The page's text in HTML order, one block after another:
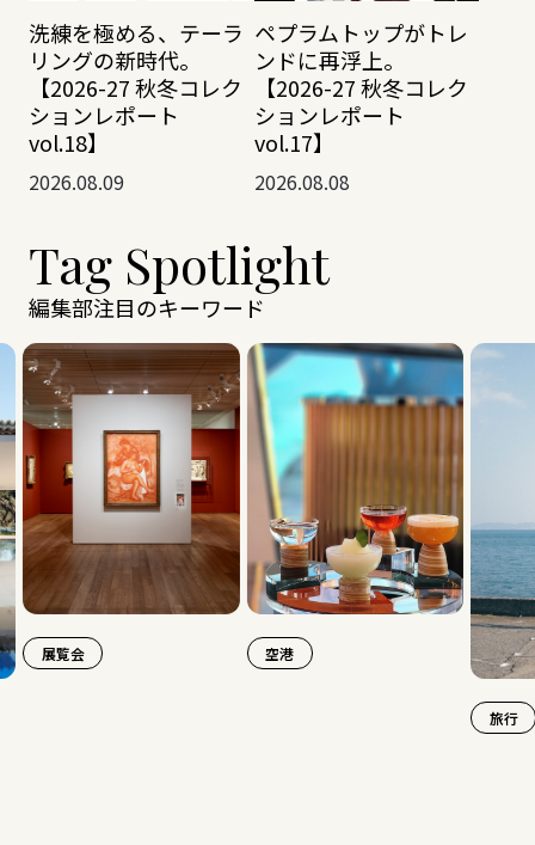
洗練を極める、テーラ
リングの新時代。
【2026-27 秋冬コレク
ションレポート
vol.18】
2026.08.09
ペプラムトップがトレ
ンドに再浮上。
【2026-27 秋冬コレク
ションレポート
vol.17】
2026.08.08
Tag Spotlight
編集部注目のキーワード